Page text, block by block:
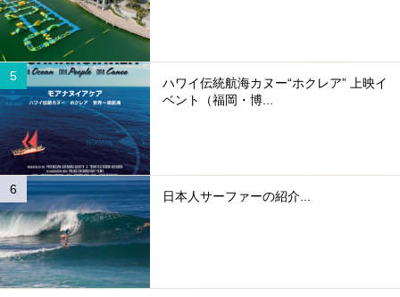
ハワイ伝統航海カヌー“ホクレア” 上映イ
ベント（福岡・博...
日本人サーファーの紹介...